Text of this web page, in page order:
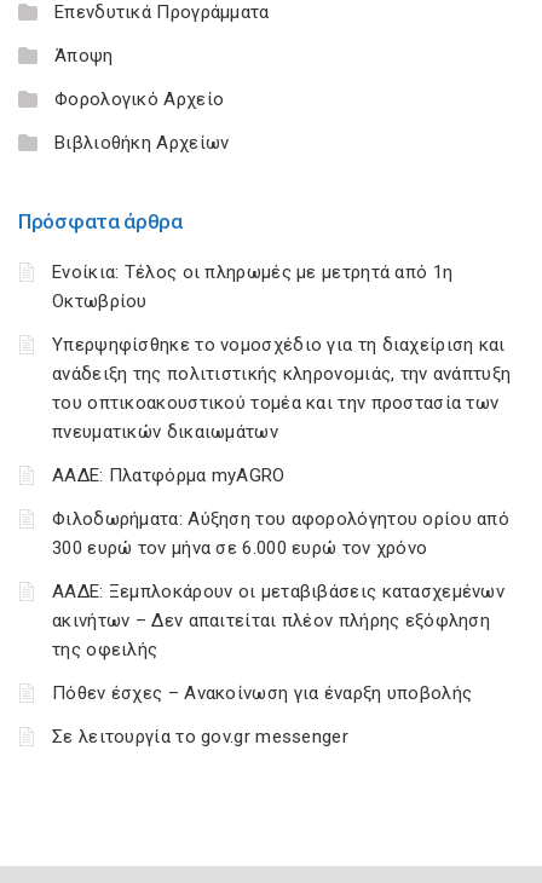
Επενδυτικά Προγράμματα
Άποψη
Φορολογικό Αρχείο
Βιβλιοθήκη Αρχείων
Πρόσφατα άρθρα
Ενοίκια: Τέλος οι πληρωμές με μετρητά από 1η
Οκτωβρίου
Υπερψηφίσθηκε το νομοσχέδιο για τη διαχείριση και
ανάδειξη της πολιτιστικής κληρονομιάς, την ανάπτυξη
του οπτικοακουστικού τομέα και την προστασία των
πνευματικών δικαιωμάτων
ΑΑΔΕ: Πλατφόρμα myAGRO
Φιλοδωρήματα: Αύξηση του αφορολόγητου ορίου από
300 ευρώ τον μήνα σε 6.000 ευρώ τον χρόνο
ΑΑΔΕ: Ξεμπλοκάρουν οι μεταβιβάσεις κατασχεμένων
ακινήτων – Δεν απαιτείται πλέον πλήρης εξόφληση
της οφειλής
Πόθεν έσχες – Ανακοίνωση για έναρξη υποβολής
Σε λειτουργία το gov.gr messenger